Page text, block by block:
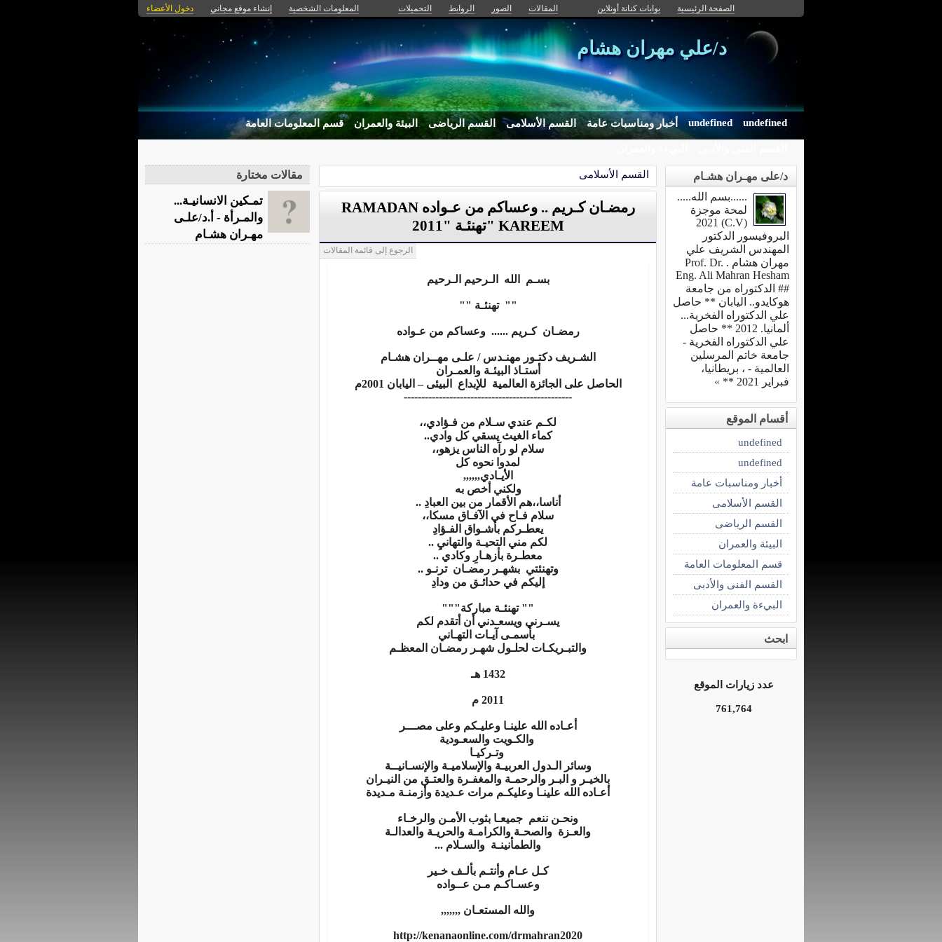
الصفحة الرئيسية بوابات كنانة أونلاين المقالات الصور الروابط التحميلات المعلومات الشخصية إنشاء موقع مجاني دخول الأعضاء
د/علي مهران هشام
undefined
undefined أخبار ومناسبات عامة القسم الأسلامى القسم الرياضى البيئة والعمران قسم المعلومات العامة
القسم الأسلامى
رمضـان كـريم .. وعساكم من عـواده RAMADAN
KAREEM "تهنئـة "2011
الرجوع إلى قائمة المقالات
بسـم الله الـرحيم الـرحيم
"" تهنئـة ""
رمضـان كـريم ...... وعساكم من عـواده
الشـريف دكتـور مهنـدس / علـى مهــران هشـام
أستـاذ البيئـة والعمـران
الحاصل على الجائزة العالمية للإبداع البيئى – اليابان 2001م
------------------------------------------------
لكـم عندي سـلام من فـؤادي،،
كماء الغيث يسقي كل وادي..
سلام لو رآه الناس يزهو،،
لمدوا نحوه كل
الأيـادي,,,,,,
ولكني أخص به
أناسا،،هم الأقمار من بين العبادِ ..
سلام فـاح في الآفـاق مسكا،،
يعطـركم بأشـواق الفـؤادِ
لكم مني التحيـة والتهانيِ ..
معطـرة بأزهـارِ وكادي ..
وتهنئتي بشهـر رمضـان ترنـو ..
إليكم في حدائـق من ودادِ
"" تهنئـة مباركة"""
يسـرني ويسعـدني أن أتقدم لكم
بأسمـى آيـات التهـاني
والتبـريكـات لحلـول شهـر رمضـان المعظـم
1432 هـ
2011 م
أعـاده الله علينـا وعليـكم وعلى مصـــر
والكـويت والسعـودية
وتـركيـا
وسائر الـدول العربيـة والإسلاميـة والإنسـانيــة
بالخيـر و البـر والرحمـة والمغفـرة والعتـق من النيـران
أعـاده الله علينـا وعليكـم مرات عـديدة وأزمنـة مـديدة
ونحـن ننعم جميعـا بثوب الأمـن والرخـاء
والعـزة والصحـة والكرامـة والحريـة والعدالـة
والطمأنينـة والسـلام ...
كـل عـام وأنتـم بألـف خـير
وعسـاكـم مـن عــواده
والله المستعـان ,,,,,,,
http://kenanaonline.com/drmahran2020
د/على مهـران هشـام
......بسم الله.....
لمحة موجزة
(C.V) 2021
البروفيسور الدكتور
المهندس الشريف علي
مهران هشام . Prof. Dr.
Eng. Ali Mahran Hesham
## الدكتوراه من جامعة
هوكايدو.. اليابان ** حاصل
علي الدكتوراه الفخرية...
ألمانيا. 2012 ** حاصل
علي الدكتوراه الفخرية -
جامعة خاتم المرسلين
العالمية - ، بريطانيا،
فبراير 2021 **
»
أقسام الموقع
undefined
undefined
أخبار ومناسبات عامة
القسم الأسلامى
القسم الرياضى
البيئة والعمران
قسم المعلومات العامة
القسم الفنى والأدبى
البيءة والعمران
ابحث
عدد زيارات الموقع
761,764
مقالات مختارة
تمـكين الانسانيـة...
والمـرأة - أ.د/علـى
مهـران هشـام